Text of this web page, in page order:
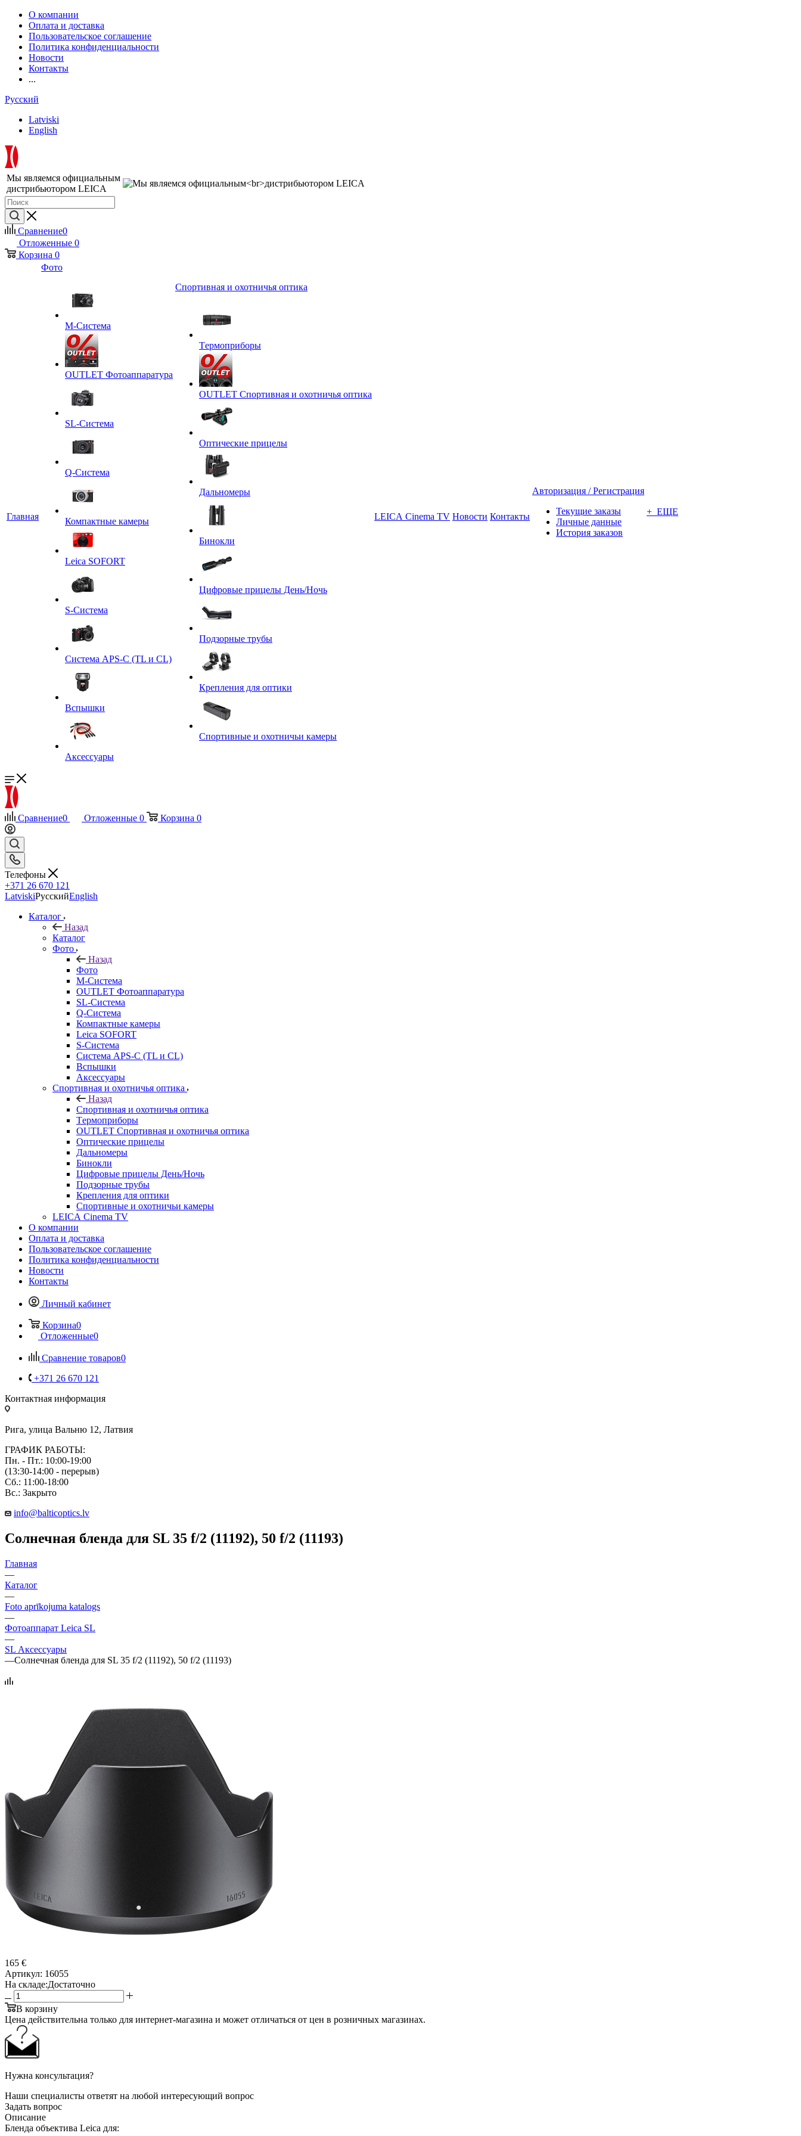
О компании
Оплата и доставка
Пользовательское соглашение
Политика конфиденциальности
Новости
Контакты
...
Русский
Latviski
English
Мы являемся официальным
дистрибьютором LEICA
Сравнение0
Отложенные 0
Корзина 0
Главная
Фото
M-Система
OUTLET Фотоаппаратура
SL-Система
Q-Cистема
Компактные камеры
Leica SOFORT
S-Система
Система APS-C (TL и CL)
Вспышки
Аксессуары
Спортивная и охотничья оптика
Tермоприборы
OUTLET Спортивная и охотничья оптика
Оптические прицелы
Дальномеры
Бинокли
Цифровые прицелы День/Ночь
Подзорные трубы
Крепления для оптики
Спортивные и охотничьи камеры
LEICA Cinema TV Новости Контакты
Авторизация / Регистрация
Текущие заказы
Личные данные
История заказов
+ ЕЩЕ
Сравнение0 Отложенные 0 Корзина 0
Телефоны
+371 26 670 121
LatviskiРусскийEnglish
Каталог
Назад
Каталог
Фото
Назад
Фото
M-Система
OUTLET Фотоаппаратура
SL-Система
Q-Cистема
Компактные камеры
Leica SOFORT
S-Система
Система APS-C (TL и CL)
Вспышки
Аксессуары
Спортивная и охотничья оптика
Назад
Спортивная и охотничья оптика
Tермоприборы
OUTLET Спортивная и охотничья оптика
Оптические прицелы
Дальномеры
Бинокли
Цифровые прицелы День/Ночь
Подзорные трубы
Крепления для оптики
Спортивные и охотничьи камеры
LEICA Cinema TV
О компании
Оплата и доставка
Пользовательское соглашение
Политика конфиденциальности
Новости
Контакты
Личный кабинет
Корзина0
Отложенные0
Сравнение товаров0
+371 26 670 121
Контактная информация
Рига, улица Вальню 12, Латвия
ГРАФИК РАБОТЫ:
Пн. - Пт.: 10:00-19:00
(13:30-14:00 - перерыв)
Сб.: 11:00-18:00
Вс.: Закрыто
info@balticoptics.lv
Солнечная бленда для SL 35 f/2 (11192), 50 f/2 (11193)
Главная
—
Каталог
—
Foto aprīkojuma katalogs
—
Фотоаппарат Leica SL
—
SL Аксессуары
—Солнечная бленда для SL 35 f/2 (11192), 50 f/2 (11193)
165 €
Артикул: 16055
На складе:Достаточно
В корзину
Цена действительна только для интернет-магазина и может отличаться от цен в розничных магазинах.
Нужна консультация?
Наши специалисты ответят на любой интересующий вопрос
Задать вопрос
Описание
Бленда объектива Leica для: